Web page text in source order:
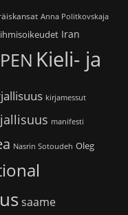
Anna Politkovskaja
ihmisoikeudet Iran
Kieli- ja
kirjamessut
manifesti
Nasrin Sotoudeh Oleg
saame